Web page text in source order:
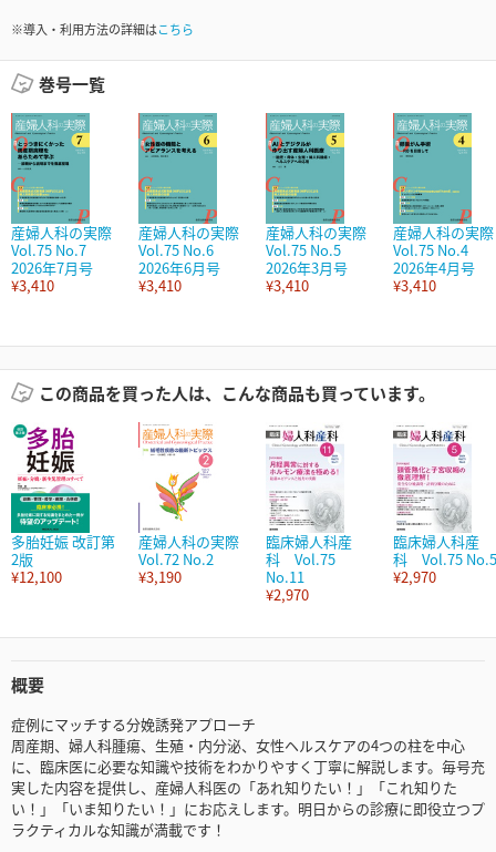
※導入・利用方法の詳細はこちら
巻号一覧
産婦人科の実際
Vol.75 No.7
2026年7月号
¥3,410
産婦人科の実際
Vol.75 No.6
2026年6月号
¥3,410
産婦人科の実際
Vol.75 No.5
2026年3月号
¥3,410
産婦人科の実際
Vol.75 No.4
2026年4月号
¥3,410
この商品を買った人は、こんな商品も買っています。
多胎妊娠 改訂第
2版
¥12,100
産婦人科の実際
Vol.72 No.2
¥3,190
臨床婦人科産
科 Vol.75
No.11
¥2,970
臨床婦人科産
科 Vol.75 No.5
¥2,970
概要
症例にマッチする分娩誘発アプローチ
周産期、婦人科腫瘍、生殖・内分泌、女性ヘルスケアの4つの柱を中心
に、臨床医に必要な知識や技術をわかりやすく丁寧に解説します。毎号充
実した内容を提供し、産婦人科医の「あれ知りたい！」「これ知りた
い！」「いま知りたい！」にお応えします。明日からの診療に即役立つプ
ラクティカルな知識が満載です！